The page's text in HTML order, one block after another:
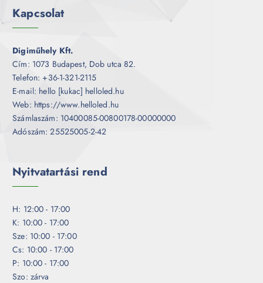
Kapcsolat
Digiműhely Kft.
Cím: 1073 Budapest, Dob utca 82.
Telefon: +36-1-321-2115
E-mail: hello [kukac] helloled.hu
Web: https://www.helloled.hu
Számlaszám: 10400085-00800178-00000000
Adószám: 25525005-2-42
Nyitvatartási rend
H: 12:00 - 17:00
K: 10:00 - 17:00
Sze: 10:00 - 17:00
Cs: 10:00 - 17:00
P: 10:00 - 17:00
Szo: zárva